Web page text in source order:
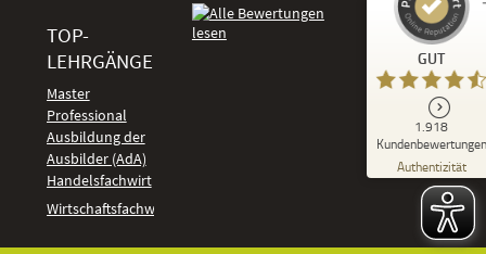
TOP-
LEHRGÄNGE
Master
Professional
Ausbildung der
Ausbilder (AdA)
Handelsfachwirt
Wirtschaftsfachwirt
GUT
1.918
Kundenbewertungen
Authentizität
Kundenbewertungen und Erfahrungen zu
DeLSt - Deutsches eLearning Studieninstitut
92
%
Empfehlungen auf
ProvenExpert.com
91